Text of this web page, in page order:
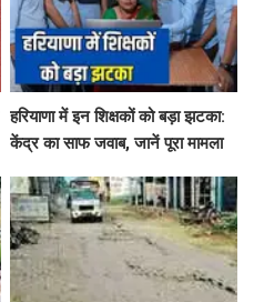
हरियाणा में इन शिक्षकों को बड़ा झटका:
केंद्र का साफ जवाब, जानें पूरा मामला